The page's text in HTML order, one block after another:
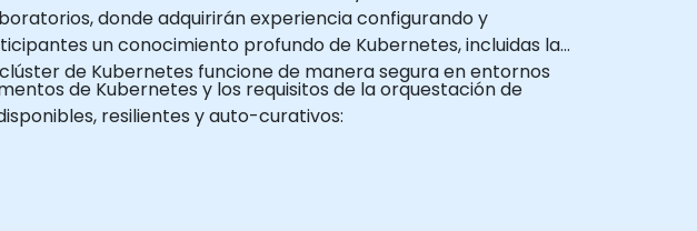
donde adquirirán experiencia configurando y
un conocimiento profundo de Kubernetes, incluidas las
de Kubernetes funcione de manera segura en entornos
de Kubernetes y los requisitos de la orquestación de
resilientes y auto-curativos: